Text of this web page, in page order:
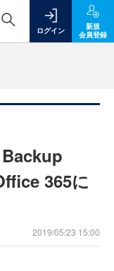
ログイン
新規
会員登録
365に
2019/05/23 15:00